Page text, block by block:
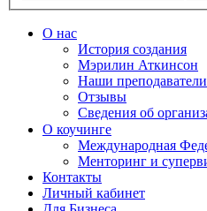
О нас
История создания
Мэрилин Аткинсон
Наши преподаватели
Отзывы
Сведения об
О коучинге
Международная
Менторинг и
Контакты
Личный кабинет